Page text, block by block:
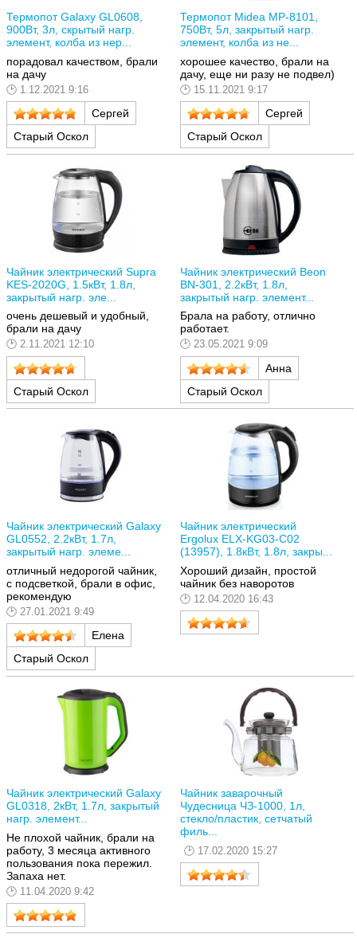
Термопот Galaxy GL0608,
900Вт, 3л, скрытый нагр.
элемент, колба из нер...
порадовал качеством, брали
на дачу
1.12.2021 9:16
Сергей
Старый Оскол
Термопот Midea MP-8101,
750Вт, 5л, закрытый нагр.
элемент, колба из не...
хорошее качество, брали на
дачу, еще ни разу не подвел)
15.11.2021 9:17
Сергей
Старый Оскол
Чайник электрический Supra
KES-2020G, 1.5кВт, 1.8л,
закрытый нагр. эле...
очень дешевый и удобный,
брали на дачу
2.11.2021 12:10
Старый Оскол
Чайник электрический Beon
BN-301, 2.2кВт, 1.8л,
закрытый нагр. элемент...
Брала на работу, отлично
работает.
23.05.2021 9:09
Анна
Старый Оскол
Чайник электрический Galaxy
GL0552, 2.2кВт, 1.7л,
закрытый нагр. элеме...
отличный недорогой чайник,
с подсветкой, брали в офис,
рекомендую
27.01.2021 9:49
Елена
Старый Оскол
Чайник электрический
Ergolux ELX-KG03-C02
(13957), 1.8кВт, 1.8л, закры...
Хороший дизайн, простой
чайник без наворотов
12.04.2020 16:43
Чайник электрический Galaxy
GL0318, 2кВт, 1.7л, закрытый
нагр. элемент...
Не плохой чайник, брали на
работу, 3 месяца активного
пользования пока пережил.
Запаха нет.
11.04.2020 9:42
Чайник заварочный
Чудесница ЧЗ-1000, 1л,
стекло/пластик, сетчатый
филь...
17.02.2020 15:27